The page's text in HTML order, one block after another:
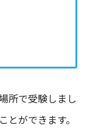
所で受験しまし
ができます。